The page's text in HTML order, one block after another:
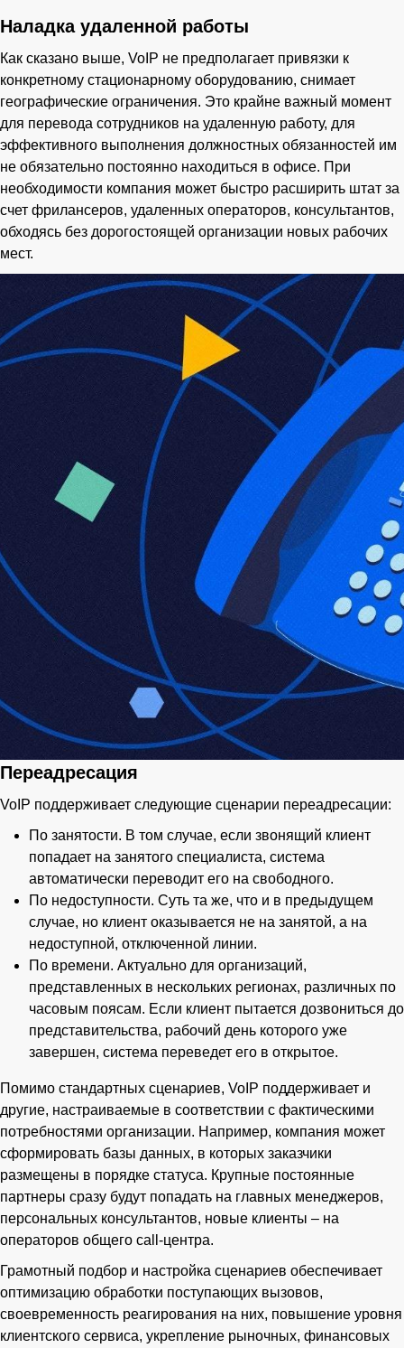
Наладка удаленной работы
Как сказано выше, VoIP не предполагает привязки к
конкретному стационарному оборудованию, снимает
географические ограничения. Это крайне важный момент
для перевода сотрудников на удаленную работу, для
эффективного выполнения должностных обязанностей им
не обязательно постоянно находиться в офисе. При
необходимости компания может быстро расширить штат за
счет фрилансеров, удаленных операторов, консультантов,
обходясь без дорогостоящей организации новых рабочих
мест.
Переадресация
VoIP поддерживает следующие сценарии переадресации:
По занятости. В том случае, если звонящий клиент
попадает на занятого специалиста, система
автоматически переводит его на свободного.
По недоступности. Суть та же, что и в предыдущем
случае, но клиент оказывается не на занятой, а на
недоступной, отключенной линии.
По времени. Актуально для организаций,
представленных в нескольких регионах, различных по
часовым поясам. Если клиент пытается дозвониться до
представительства, рабочий день которого уже
завершен, система переведет его в открытое.
Помимо стандартных сценариев, VoIP поддерживает и
другие, настраиваемые в соответствии с фактическими
потребностями организации. Например, компания может
сформировать базы данных, в которых заказчики
размещены в порядке статуса. Крупные постоянные
партнеры сразу будут попадать на главных менеджеров,
персональных консультантов, новые клиенты – на
операторов общего call-центра.
Грамотный подбор и настройка сценариев обеспечивает
оптимизацию обработки поступающих вызовов,
своевременность реагирования на них, повышение уровня
клиентского сервиса, укрепление рыночных, финансовых